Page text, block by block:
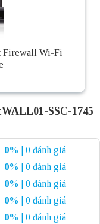
Firewall Wi-Fi
SSC-1745
0%
| 0 đánh giá
0%
| 0 đánh giá
0%
| 0 đánh giá
0%
| 0 đánh giá
0% | 0 đánh giá